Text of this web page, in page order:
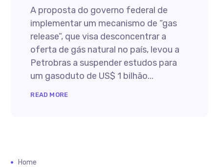
A proposta do governo federal de
implementar um mecanismo de “gas
release”, que visa desconcentrar a
oferta de gás natural no país, levou a
Petrobras a suspender estudos para
um gasoduto de US$ 1 bilhão...
READ MORE
Home